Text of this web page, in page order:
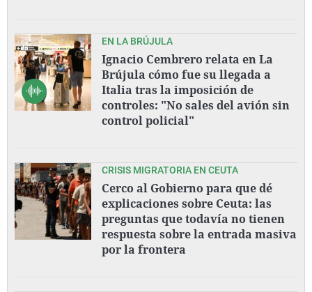
EN LA BRÚJULA
Ignacio Cembrero relata en La
Brújula cómo fue su llegada a
Italia tras la imposición de
controles: "No sales del avión sin
control policial"
CRISIS MIGRATORIA EN CEUTA
Cerco al Gobierno para que dé
explicaciones sobre Ceuta: las
preguntas que todavía no tienen
respuesta sobre la entrada masiva
por la frontera